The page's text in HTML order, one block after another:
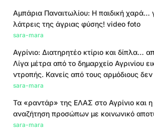
Αμπάρια Παναιτωλίου: Η παιδική χαρά…
λάτρεις της άγριας φύσης! video foto
sara-mara
Αγρίνιο: Διατηρητέο κτίριο και δίπλα…
Λίγα μέτρα από το δημαρχείο Αγρινίου
ντροπής. Κανείς από τους αρμόδιους δεν
sara-mara
Τα «ραντάρ» της ΕΛΑΣ στο Αγρίνιο και η
αναζήτηση προσώπων με κοινωνικό
sara-mara